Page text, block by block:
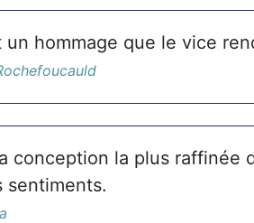
un hommage que le vice
conception la plus raffinée
sentiments.